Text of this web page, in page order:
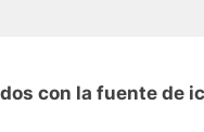
con la fuente de